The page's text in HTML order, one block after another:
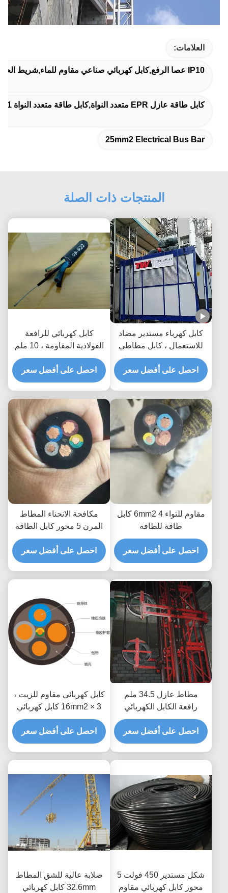
العلامات:
IP10 عصا الرفع,كابل كهربائي صناعي مقاوم للماء,شريط الحافلة الكهربائية 25 ملم مربع
كابل طاقة عازل EPR متعدد النواة,كابل طاقة متعدد النواة 21 ملم,كابل موصل نحاسي 21 ملم
25mm2 Electrical Bus Bar
المنتجات ذات الصلة
كابل كهرباء مستدير مضاد
للاستعمال ، كابل مطاطي
صلب 3.5 ملم
احصل على أفضل سعر
كابل كهربائي للرافعة
الفولاذية المقاومة ، 10 ملم
مربع 3 كابل طاقة النواة
احصل على أفضل سعر
مقاوم للتواء 6mm2 4 كابل
طاقة للطاقة
احصل على أفضل سعر
مكافحة الانحناء المطاط
المرن 5 محور كابل الطاقة
CCC المعتمدة
احصل على أفضل سعر
مطاط عازل 34.5 ملم
رافعة الكابل الكهربائي
مقاوم للصدمة
احصل على أفضل سعر
كابل كهربائي مقاوم للزيت ،
3 × 16mm2 كابل كهربائي
أسود
احصل على أفضل سعر
شكل مستدير 450 فولت 5
محور كابل كهربائي مقاوم
صلابة عالية للشق المطاط
32.6mm كابل كهربائي